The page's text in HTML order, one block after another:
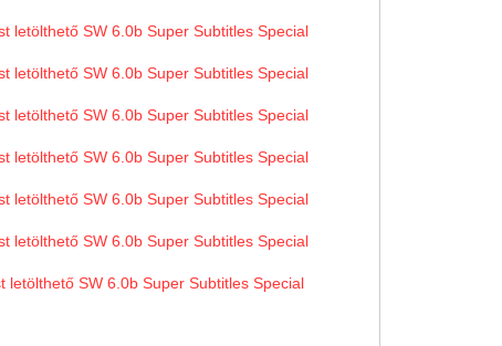
letölthető SW 6.0b Super Subtitles Special
letölthető SW 6.0b Super Subtitles Special
letölthető SW 6.0b Super Subtitles Special
letölthető SW 6.0b Super Subtitles Special
letölthető SW 6.0b Super Subtitles Special
letölthető SW 6.0b Super Subtitles Special
SW 6.0b Super Subtitles Special